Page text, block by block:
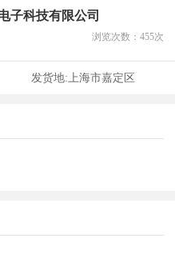
子科技有限公司
浏览次数： 455次
发货地:上海市嘉定区